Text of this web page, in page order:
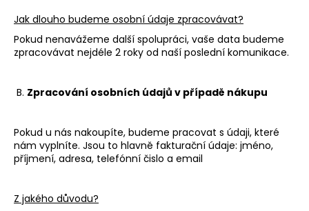
Jak dlouho budeme osobní údaje zpracovávat?
Pokud nenavážeme další spolupráci, vaše data budeme
zpracovávat nejdéle 2 roky od naší poslední komunikace.
B. Zpracování osobních údajů v případě nákupu
Pokud u nás nakoupíte, budeme pracovat s údaji, které
nám vyplníte. Jsou to hlavně fakturační údaje: jméno,
příjmení, adresa, telefónní čislo a email
Z jakého důvodu?
KŠILTOVKA
FOTR
SNAPBACK
PRO
699
Kč